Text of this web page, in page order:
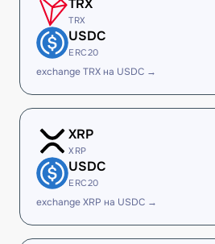
TRX
TRX
USDC
ERC20
exchange TRX на USDC →
XRP
XRP
USDC
ERC20
exchange XRP на USDC →